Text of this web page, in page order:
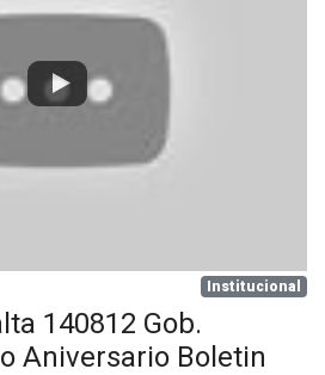
Institucional
140812 Gob.
Aniversario Boletin